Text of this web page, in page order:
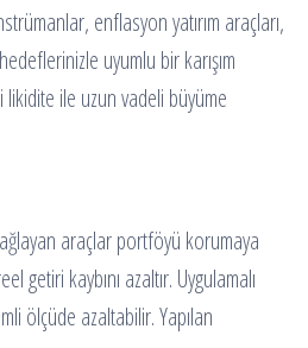
enflasyon yatırım araçları,
uyumlu bir karışım
ile uzun vadeli büyüme
araçlar portföyü korumaya
kaybını azaltır. Uygulamalı
ölçüde azaltabilir. Yapılan